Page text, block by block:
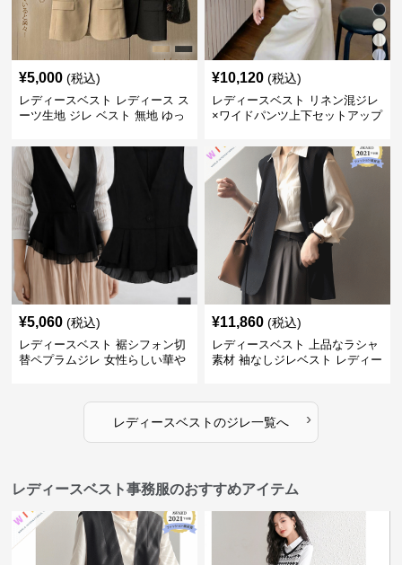
¥5,000 (税込)
レディースベスト レディース ス
ーツ生地 ジレ ベスト 無地 ゆっ
¥10,120 (税込)
レディースベスト リネン混ジレ
×ワイドパンツ上下セットアップ
¥5,060 (税込)
レディースベスト 裾シフォン切
替ペプラムジレ 女性らしい華や
¥11,860 (税込)
レディースベスト 上品なラシャ
素材 袖なしジレベスト レディー
レディースベストのジレ一覧へ ›
レディースベスト事務服のおすすめアイテム